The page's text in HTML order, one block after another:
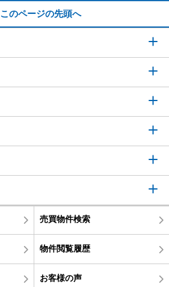
このページの先頭へ
売買物件検索
物件閲覧履歴
お客様の声